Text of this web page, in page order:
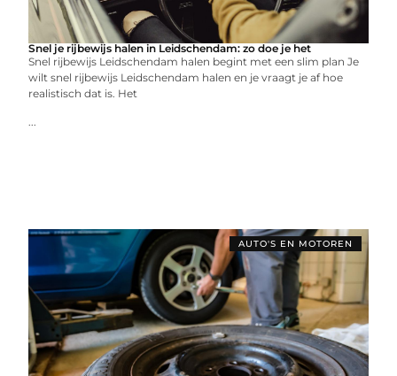
Snel je rijbewijs halen in Leidschendam: zo doe je het
Snel rijbewijs Leidschendam halen begint met een slim plan Je
wilt snel rijbewijs Leidschendam halen en je vraagt je af hoe
realistisch dat is. Het
...
AUTO'S EN MOTOREN